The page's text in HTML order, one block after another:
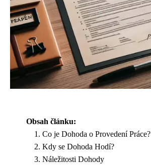
Obsah článku:
Co je Dohoda o Provedení Práce?
Kdy se Dohoda Hodí?
Náležitosti Dohody